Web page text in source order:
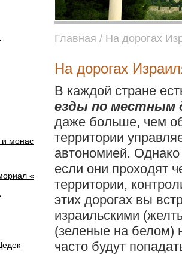
и монас
«
Главная / На дорогах
На дорогах
В каждой стране
езды по местным
даже больше, чем
территории
автономией.
если они проходят
территории,
этих дорогах вы
израильскими
(зеленые на белом)
часто будут